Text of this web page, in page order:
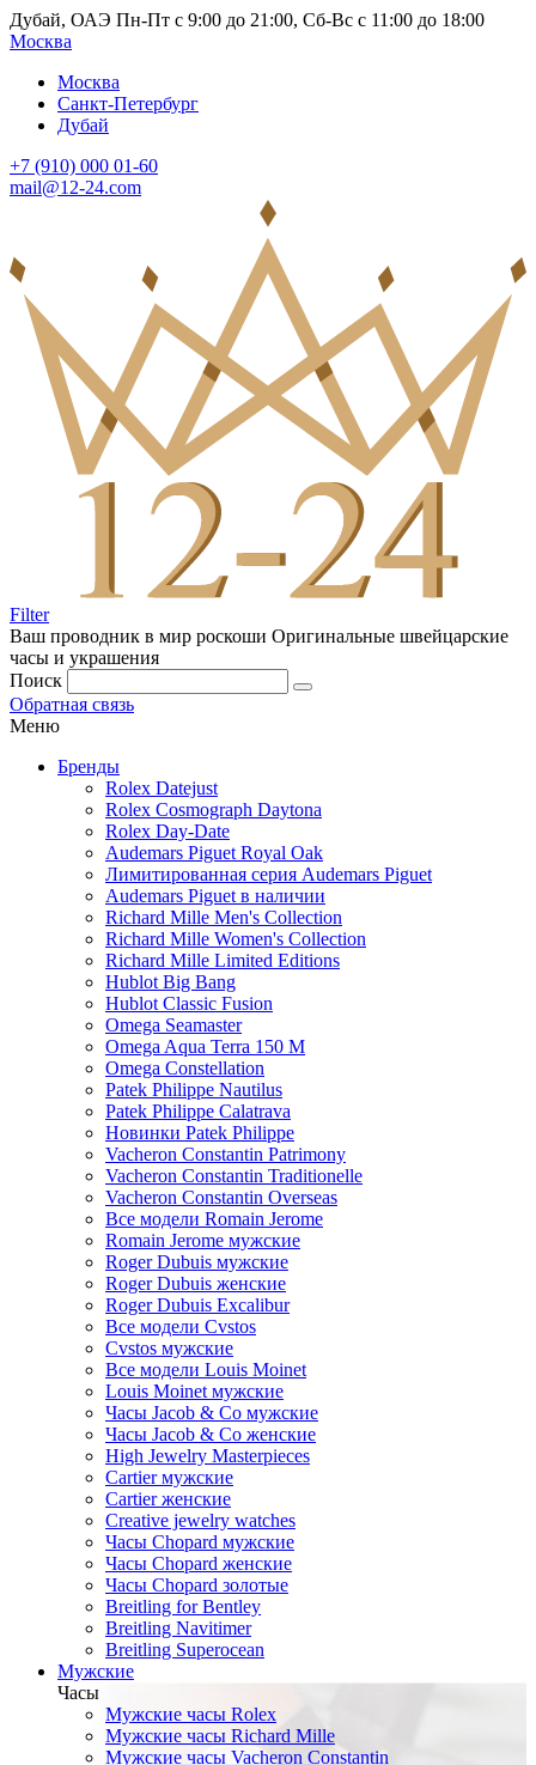
Дубай, ОАЭ Пн-Пт с 9:00 до 21:00, Сб-Вс с 11:00 до 18:00
Москва
Москва
Санкт-Петербург
Дубай
+7 (910) 000 01-60
mail@12-24.com
Filter
Ваш проводник в мир роскоши Оригинальные швейцарские
часы и украшения
Поиск
Обратная связь
Меню
Бренды
Rolex Datejust
Rolex Cosmograph Daytona
Rolex Day-Date
Audemars Piguet Royal Oak
Лимитированная серия Audemars Piguet
Audemars Piguet в наличии
Richard Mille Men's Collection
Richard Mille Women's Collection
Richard Mille Limited Editions
Hublot Big Bang
Hublot Classic Fusion
Omega Seamaster
Omega Aqua Terra 150 M
Omega Constellation
Patek Philippe Nautilus
Patek Philippe Calatrava
Новинки Patek Philippe
Vacheron Constantin Patrimony
Vacheron Constantin Traditionelle
Vacheron Constantin Overseas
Все модели Romain Jerome
Romain Jerome мужские
Roger Dubuis мужские
Roger Dubuis женские
Roger Dubuis Excalibur
Все модели Cvstos
Cvstos мужские
Все модели Louis Moinet
Louis Moinet мужские
Часы Jacob & Co мужские
Часы Jacob & Co женские
High Jewelry Masterpieces
Cartier мужские
Cartier женские
Creative jewelry watches
Часы Chopard мужские
Часы Сhopard женские
Часы Сhopard золотые
Breitling for Bentley
Breitling Navitimer
Breitling Superocean
Мужские
Часы
Мужские часы Rolex
Мужские часы Richard Mille
Мужские часы Vacheron Constantin